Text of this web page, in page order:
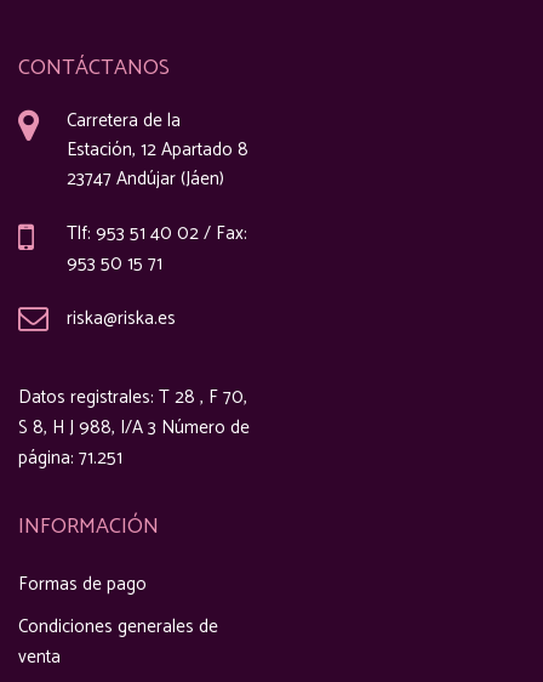
CONTÁCTANOS
Carretera de la
Estación, 12 Apartado 8
23747 Andújar (Jáen)
Tlf: 953 51 40 02 / Fax:
953 50 15 71
riska@riska.es
Datos registrales: T 28 , F 70,
S 8, H J 988, I/A 3 Número de
página: 71.251
INFORMACIÓN
Formas de pago
Condiciones generales de
venta